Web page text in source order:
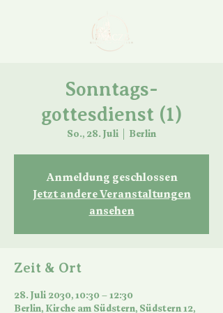
Sonntags-
gottesdienst (1)
So., 28. Juli Berlin
Anmeldung geschlossen
Jetzt andere Veranstaltungen
ansehen
Zeit & Ort
28. Juli 2030, 10:30 – 12:30
Berlin, Kirche am Südstern, Südstern 12,